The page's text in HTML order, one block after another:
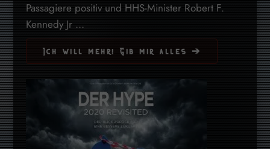
Passagiere positiv und HHS-Minister Robert F.
Kennedy Jr ...
Ich will mehr! Gib mir alles ➔